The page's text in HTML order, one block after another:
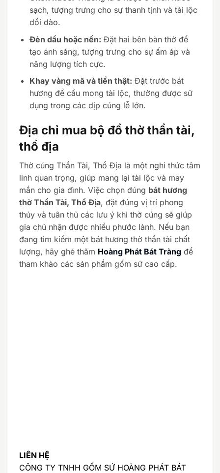
sạch, tượng trưng cho sự thanh tịnh và tài lộc
dồi dào.
Đèn dầu hoặc nến: Đặt hai bên bàn thờ để
tạo ánh sáng, tượng trưng cho sự ấm áp và
năng lượng tích cực.
Khay vàng mã và tiền thật: Đặt trước bát
hương để cầu mong tài lộc, thường được sử
dụng trong các dịp cúng lễ lớn.
Địa chỉ mua bộ đồ thờ thần tài,
thổ địa
Thờ cúng Thần Tài, Thổ Địa là một nghi thức tâm
linh quan trọng, giúp mang lại tài lộc và may
mắn cho gia đình. Việc chọn đúng bát hương
thờ Thần Tài, Thổ Địa, đặt đúng vị trí phong
thủy và tuân thủ các lưu ý khi thờ cúng sẽ giúp
gia chủ nhận được nhiều phước lành. Nếu bạn
đang tìm kiếm một bát hương thờ thần tài chất
lượng, hãy ghé thăm Hoàng Phát Bát Tràng để
tham khảo các sản phẩm gốm sứ cao cấp.
LIÊN HỆ
CÔNG TY TNHH GỐM SỨ HOÀNG PHÁT BÁT